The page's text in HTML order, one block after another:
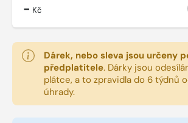
- Kč
Dárek, nebo sleva jsou určeny
předplatitele. Dárky jsou
plátce, a to zpravidla do 6 týdnů
úhrady.